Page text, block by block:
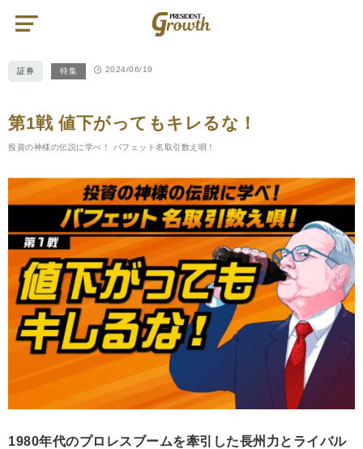
Growth（プ
ス）
証券 特集 2024/06/19
第1戦 値下がってもキレるな！
投資の神様の伝説に学べ！ バフェット名取引数え唄！
1980年代のプロレスブームを牽引した長州力とライバル